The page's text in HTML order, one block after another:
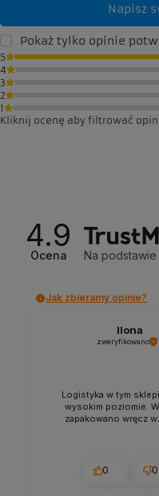
Napisz
Pokaż tylko opinie
5
4
3
2
1
Kliknij ocenę aby filtrować
4.9
Ocena Na podstawie
Jak zbieramy opinie?
Ilona
zweryfikowano
Logistyka w tym
wysokim poziomie.
zapakowano wręcz
0 0